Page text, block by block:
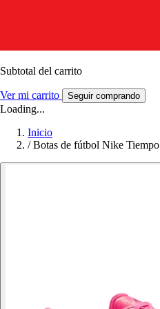
Subtotal del carrito
Ver mi carrito Seguir comprando
Loading...
Inicio
/ Botas de fútbol Nike